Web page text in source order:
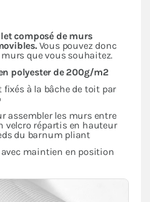
composé de murs
Vous pouvez donc
que vous souhaitez.
polyester de 200g/m2
à la bâche de toit par
assembler les murs entre
velcro répartis en hauteur
du barnum pliant
avec maintien en position